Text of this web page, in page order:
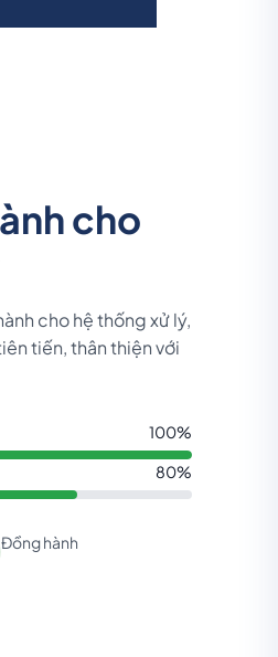
cho
cho hệ thống xử lý,
tiến, thân thiện với
100%
80%
Đồng hành